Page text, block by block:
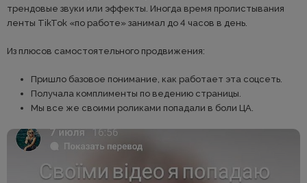
трендовые звуки или эффекты. Иногда время пролистывания
ленты TikTok «по работе» занимал до 4 часов в день.
Из плюсов самостоятельного продвижения:
Пришло базовое понимание, как работает эта соцсеть.
Получала комплименты по ведению страницы.
Мы все же своими роликами попадали в боли ЦА.